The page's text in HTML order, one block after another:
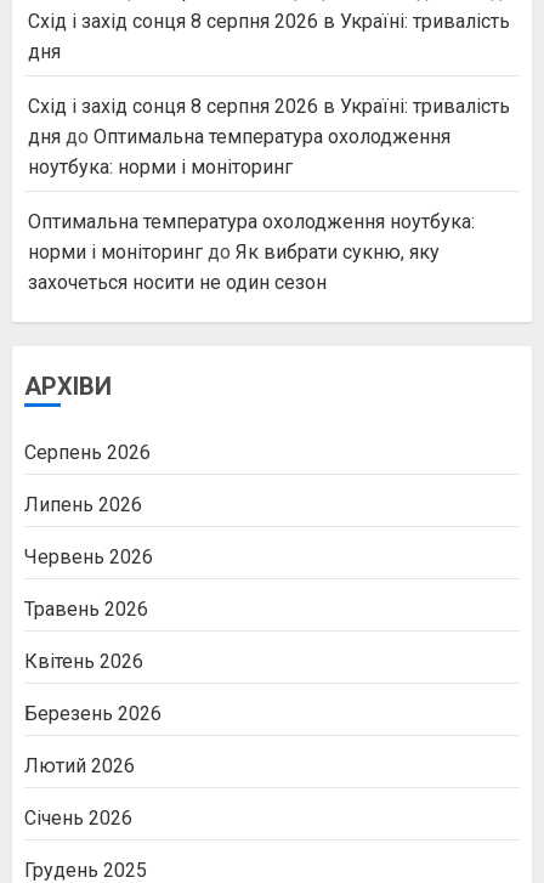
Схід і захід сонця 8 серпня 2026 в Україні: тривалість
дня
Схід і захід сонця 8 серпня 2026 в Україні: тривалість
дня до Оптимальна температура охолодження
ноутбука: норми і моніторинг
Оптимальна температура охолодження ноутбука:
норми і моніторинг до Як вибрати сукню, яку
захочеться носити не один сезон
АРХІВИ
Серпень 2026
Липень 2026
Червень 2026
Травень 2026
Квітень 2026
Березень 2026
Лютий 2026
Січень 2026
Грудень 2025